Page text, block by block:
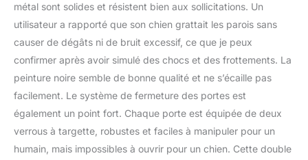
métal sont solides et résistent bien aux sollicitations. Un
utilisateur a rapporté que son chien grattait les parois sans
causer de dégâts ni de bruit excessif, ce que je peux
confirmer après avoir simulé des chocs et des frottements. La
peinture noire semble de bonne qualité et ne s’écaille pas
facilement. Le système de fermeture des portes est
également un point fort. Chaque porte est équipée de deux
verrous à targette, robustes et faciles à manipuler pour un
humain, mais impossibles à ouvrir pour un chien. Cette double